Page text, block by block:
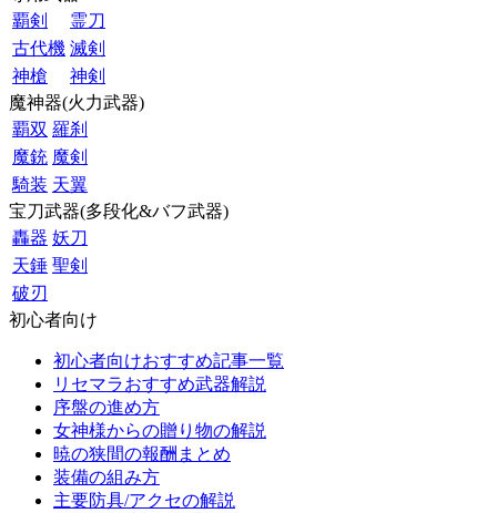
覇剣
霊刀
古代機 滅剣
神槍
神剣
魔神器(火力武器)
覇双 羅刹
魔銃 魔剣
騎装 天翼
宝刀武器(多段化&バフ武器)
轟器 妖刀
天錘 聖剣
破刃
初心者向け
初心者向けおすすめ記事一覧
リセマラおすすめ武器解説
序盤の進め方
女神様からの贈り物の解説
暁の狭間の報酬まとめ
装備の組み方
主要防具/アクセの解説